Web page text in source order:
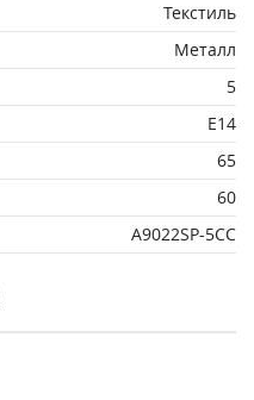
Текстиль
Металл
5
E14
65
60
A9022SP-5CC